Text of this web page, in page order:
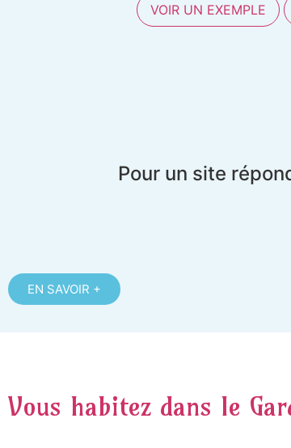
VOIR UN EXEMPLE
Pour un site
EN SAVOIR +
Vous habitez dans le